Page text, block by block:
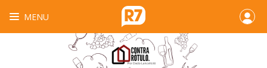
MENU